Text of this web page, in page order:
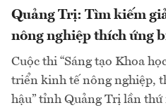
Quảng Trị: Tìm kiếm
nông nghiệp thích ứng
Cuộc thi “Sáng tạo Khoa
triển kinh tế nông nghiệp,
hậu” tỉnh Quảng Trị lần